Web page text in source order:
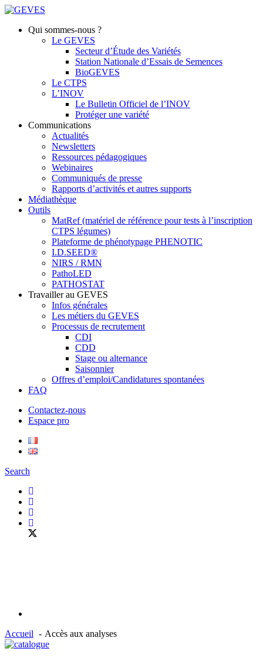
Qui sommes-nous ?
Le GEVES
Secteur d’Étude des Variétés
Station Nationale d’Essais de Semences
BioGEVES
Le CTPS
L’INOV
Le Bulletin Officiel de l’INOV
Protéger une variété
Communications
Actualités
Newsletters
Ressources pédagogiques
Webinaires
Communiqués de presse
Rapports d’activités et autres supports
Médiathèque
Outils
MatRef (matériel de référence pour tests à l’inscription
CTPS légumes)
Plateforme de phénotypage PHENOTIC
I.D.SEED®
NIRS / RMN
PathoLED
PATHOSTAT
Travailler au GEVES
Infos générales
Les métiers du GEVES
Processus de recrutement
CDI
CDD
Stage ou alternance
Saisonnier
Offres d’emploi/Candidatures spontanées
FAQ
Contactez-nous
Espace pro
Search
Accueil Accès aux analyses